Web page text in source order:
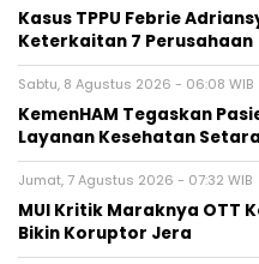
Kasus TPPU Febrie
Keterkaitan 7 Perusahaan
Sabtu, 8 Agustus 2026 - 06:08 WIB
KemenHAM Tegaskan
Layanan Kesehatan Setara
Jumat, 7 Agustus 2026 - 07:32 WIB
MUI Kritik Maraknya OTT
Bikin Koruptor Jera